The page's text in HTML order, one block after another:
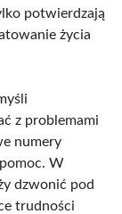
potwierdzają
życia
z problemami
numery
W
dzwonić pod
trudności